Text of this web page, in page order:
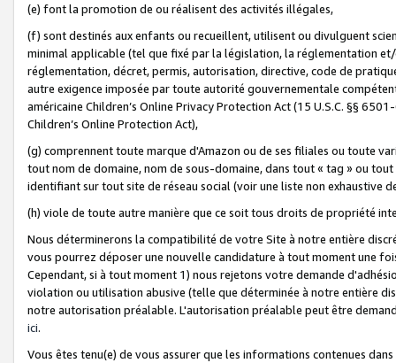
(e) font la promotion de ou réalisent des activités illégales,
(f) sont destinés aux enfants ou recueillent, utilisent ou divulguent
minimal applicable (tel que fixé par la législation, la réglementation
réglementation, décret, permis, autorisation, directive, code de
autre exigence imposée par toute autorité gouvernementale
américaine Children’s Online Privacy Protection Act (15 U.S.C. §§
Children’s Online Protection Act),
(g) comprennent toute marque d'Amazon ou de ses filiales ou toute
tout nom de domaine, nom de sous-domaine, dans tout « tag » ou
identifiant sur tout site de réseau social (voir une liste non exhaustive
(h) viole de toute autre manière que ce soit tous droits de propriété
Nous déterminerons la compatibilité de votre Site à notre entière
vous pourrez déposer une nouvelle candidature à tout moment une
Cependant, si à tout moment 1) nous rejetons votre demande
violation ou utilisation abusive (telle que déterminée à notre entière
notre autorisation préalable. L'autorisation préalable peut être
ici.
Vous êtes tenu(e) de vous assurer que les informations contenues